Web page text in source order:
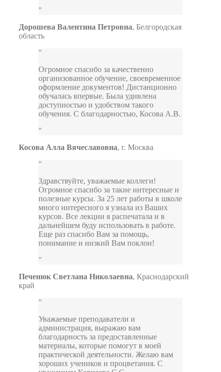
Дорошева Валентина Петровна, Белгородская
область
Огромное спасибо за качественно
организованное обучение, своевременное
оформление документов! Дистанционно
обучалась впервые. Была удивлена
доступностью и удобством такого
обучения. С благодарностью, Косова А.В.
Косова Алла Вячеславовна, г. Москва
Здравствуйте, уважаемые коллеги!
Огромное спасибо за такие интересные и
полезные курсы. За 25 лет работы в школе
много интересного я узнала из Ваших
курсов. Все лекции я распечатала и в
дальнейшем буду использовать в работе.
Еще раз спасибо Вам за помощь,
понимание и низкий Вам поклон!
Печенюк Светлана Николаевна, Краснодарский
край
Уважаемые преподаватели и
администрация, выражаю вам
благодарность за предоставленные
материалы, которые помогут в моей
практической деятельности. Желаю вам
хороших учеников и процветания. С